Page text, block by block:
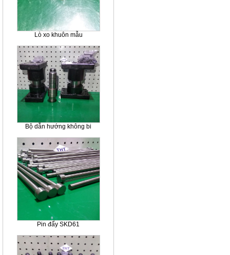
Lò xo khuôn mẫu
Bộ dẫn hướng không bi
Pin đẩy SKD61